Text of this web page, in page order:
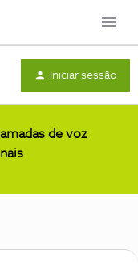
Menu
Iniciar sessão
de voz